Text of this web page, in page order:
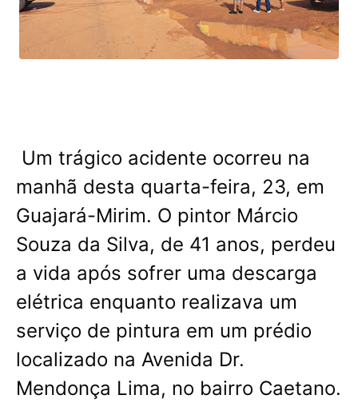
Um trágico acidente ocorreu na
manhã desta quarta-feira, 23, em
Guajará-Mirim. O pintor Márcio
Souza da Silva, de 41 anos, perdeu
a vida após sofrer uma descarga
elétrica enquanto realizava um
serviço de pintura em um prédio
localizado na Avenida Dr.
Mendonça Lima, no bairro Caetano.